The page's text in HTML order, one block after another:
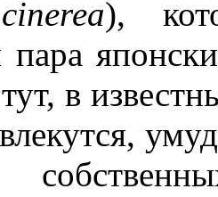
),
пара
в